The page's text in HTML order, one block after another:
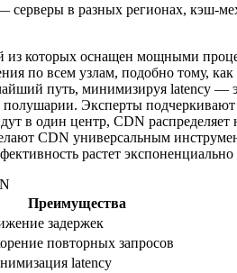
в разных регионах, кэш-
которых оснащен мощными
по всем узлам, подобно тому,
путь, минимизируя latency
Эксперты
в один центр, CDN
CDN универсальным
растет
Преимущества
задержек
повторных запросов
latency